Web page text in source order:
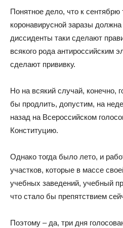
Понятное дело, что к сентябрю
коронавирусной заразы
диссиденты таки сделают
всякого рода антироссийским
сделают прививку.
Но на всякий случай, конечно,
бы продлить, допустим, на
назад на Всероссийском
Конституцию.
Однако тогда было лето, и
участков, которые в массе
учебных заведений, учебный
что стало бы препятствием
Поэтому – да, три дня